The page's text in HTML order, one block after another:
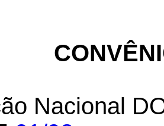
Nacional